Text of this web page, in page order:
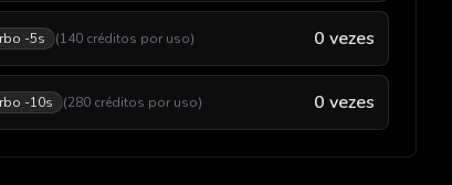
-5s (140 créditos por uso) 0 vezes
-10s (280 créditos por uso) 0 vezes